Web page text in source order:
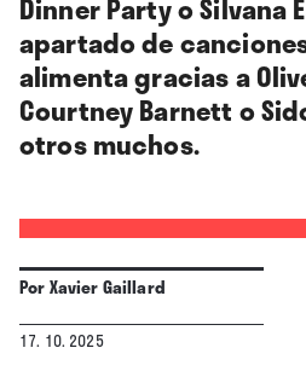
Dinner Party o Silvana
apartado de
alimenta gracias a
Courtney Barnett o
otros muchos.
PorXavier Gaillard
17. 10. 2025